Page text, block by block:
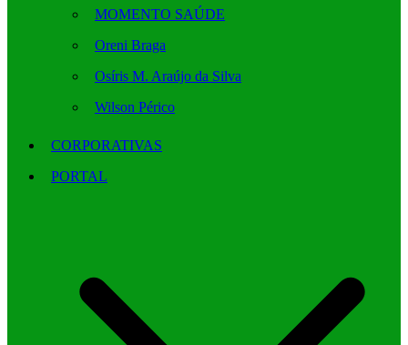
MOMENTO SAÚDE
Oreni Braga
Osíris M. Araújo da Silva
Wilson Périco
CORPORATIVAS
PORTAL